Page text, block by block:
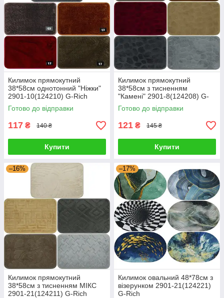
Килимок прямокутний
38*58см однотонний "Ніжки"
2901-10(124210) G-Rich
Готово до відправки
117 ₴ 140 ₴
Купити
Килимок прямокутний
38*58см з тисненням
"Камені" 2901-8(124208) G-
Rich
Готово до відправки
121 ₴ 145 ₴
Купити
–16%
Килимок прямокутний
38*58см з тисненням МІКС
2901-21(124211) G-Rich
–17%
Килимок овальний 48*78см з
візерунком 2901-21(124221)
G-Rich